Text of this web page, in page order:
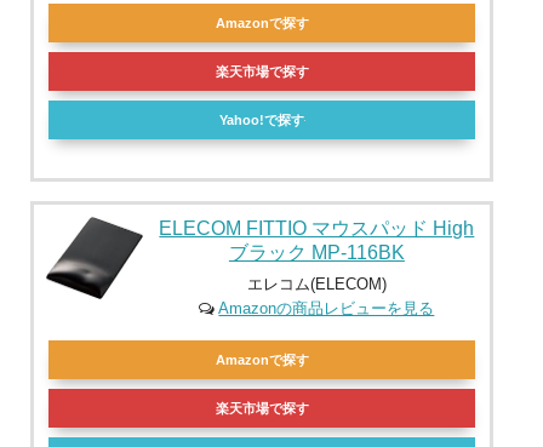
Amazonで探す
楽天市場で探す
Yahoo!で探す
ELECOM FITTIO マウスパッド High
ブラック MP-116BK
エレコム(ELECOM)
Amazonの商品レビューを見る
Amazonで探す
楽天市場で探す